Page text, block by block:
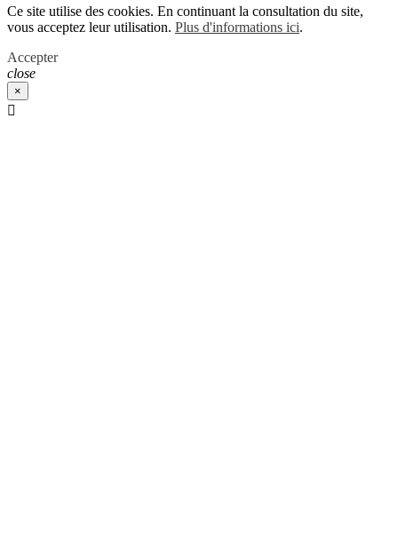
Ce site utilise des cookies. En continuant la consultation du site,
vous acceptez leur utilisation. Plus d'informations ici.
Accepter
close
×
